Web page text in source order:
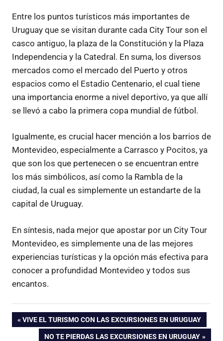
Entre los puntos turísticos más importantes de
Uruguay que se visitan durante cada City Tour son el
casco antiguo, la plaza de la Constitución y la Plaza
Independencia y la Catedral. En suma, los diversos
mercados como el mercado del Puerto y otros
espacios como el Estadio Centenario, el cual tiene
una importancia enorme a nivel deportivo, ya que allí
se llevó a cabo la primera copa mundial de fútbol.
Igualmente, es crucial hacer mención a los barrios de
Montevideo, especialmente a Carrasco y Pocitos, ya
que son los que pertenecen o se encuentran entre
los más simbólicos, así como la Rambla de la
ciudad, la cual es simplemente un estandarte de la
capital de Uruguay.
En síntesis, nada mejor que apostar por un City Tour
Montevideo, es simplemente una de las mejores
experiencias turísticas y la opción más efectiva para
conocer a profundidad Montevideo y todos sus
encantos.
Navegación
ENTRADA
ANTERIOR:
VIVE EL TURISMO CON LAS EXCURSIONES EN URUGUAY
ENTRADA
NO TE PIERDAS LAS EXCURSIONES EN URUGUAY